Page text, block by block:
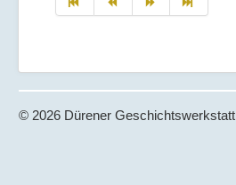
© 2026 Dürener Geschichtswerkstatt